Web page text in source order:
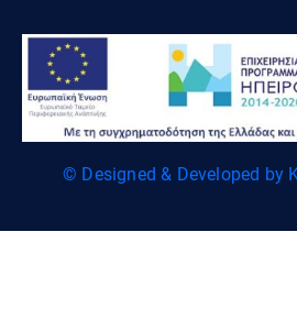
© Designed & Developed by